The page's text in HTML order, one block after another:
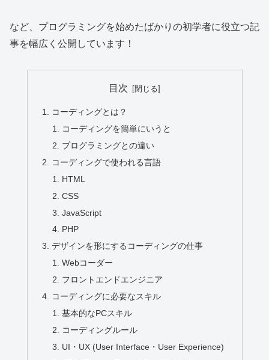
など、プログラミングを始めたばかりの初学者に役立つ記
事を幅広く公開しています！
目次
コーディングとは？
コーディングを簡単にいうと
プログラミングとの違い
コーディングで使われる言語
HTML
CSS
JavaScript
PHP
デザインを形にするコーディングの仕事
Webコーダー
フロントエンドエンジニア
コーディングに必要なスキル
基本的なPCスキル
コーディングルール
UI・UX (User Interface・User Experience)